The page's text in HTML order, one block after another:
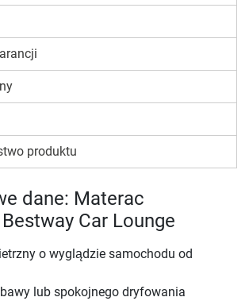
produktu
dane: Materac
Car Lounge
o wyglądzie samochodu od
lub spokojnego dryfowania